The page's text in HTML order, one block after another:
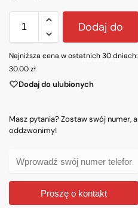
Dodaj do
koszyka
Najniższa cena w ostatnich 30 dniach:
30.00zł
Dodaj do ulubionych
Masz pytania? Zostaw swój numer, a
oddzwonimy!
Proszę o kontakt